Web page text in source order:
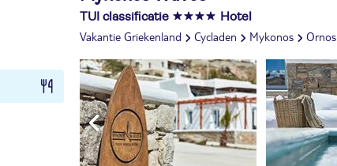
TUI classificatie Hotel
Vakantie Griekenland Cycladen Mykonos Ornos